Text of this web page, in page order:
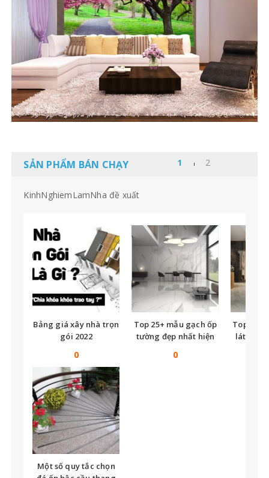
SẢN PHẨM BÁN CHẠY
KinhNghiemLamNha đề xuất
Bảng giá xây nhà trọn
gói 2022
0
Top 25+ mẫu gạch ốp
tường đẹp nhất hiện
0
Top
lát nền
Một số quy tắc chọn